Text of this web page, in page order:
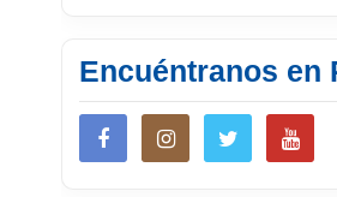
Encuéntranos en